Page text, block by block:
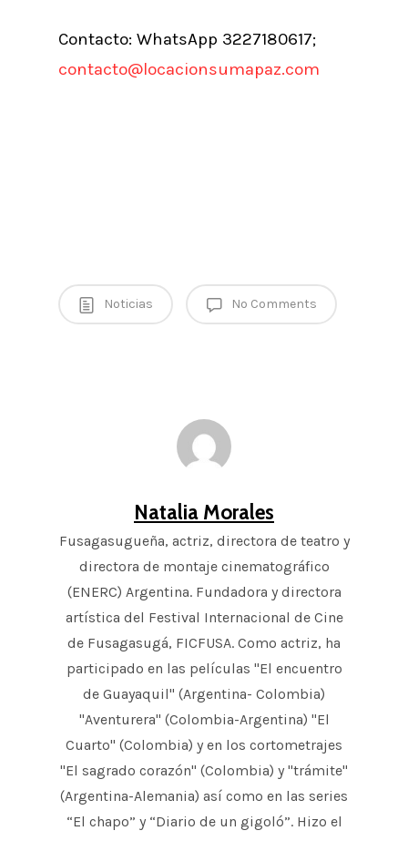
Contacto: WhatsApp 3227180617;
contacto@locacionsumapaz.com
Noticias No Comments
Natalia Morales
Fusagasugueña, actriz, directora de teatro y
directora de montaje cinematográfico
(ENERC) Argentina. Fundadora y directora
artística del Festival Internacional de Cine
de Fusagasugá, FICFUSA. Como actriz, ha
participado en las películas "El encuentro
de Guayaquil" (Argentina- Colombia)
"Aventurera" (Colombia-Argentina) "El
Cuarto" (Colombia) y en los cortometrajes
"El sagrado corazón" (Colombia) y "trámite"
(Argentina-Alemania) así como en las series
“El chapo” y “Diario de un gigoló”. Hizo el